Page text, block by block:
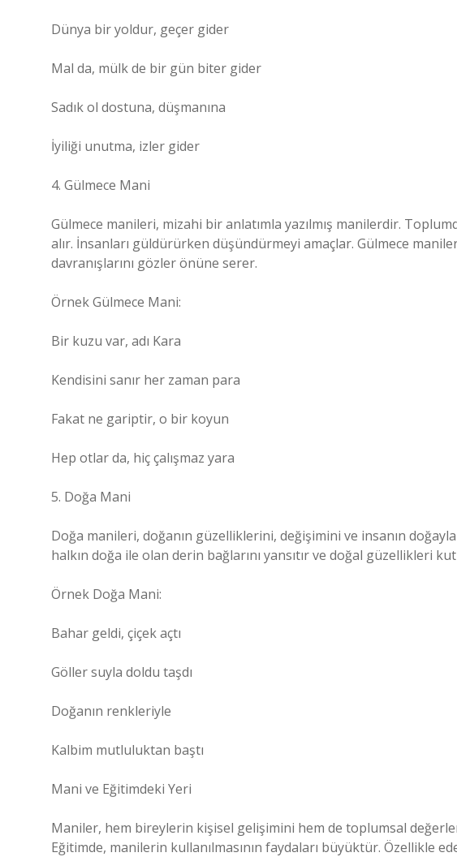
Dünya bir yoldur, geçer gider
Mal da, mülk de bir gün biter gider
Sadık ol dostuna, düşmanına
İyiliği unutma, izler gider
4. Gülmece Mani
Gülmece manileri, mizahi bir anlatımla yazılmış manilerdir.
alır. İnsanları güldürürken düşündürmeyi amaçlar. Gülmece
davranışlarını gözler önüne serer.
Örnek Gülmece Mani:
Bir kuzu var, adı Kara
Kendisini sanır her zaman para
Fakat ne gariptir, o bir koyun
Hep otlar da, hiç çalışmaz yara
5. Doğa Mani
Doğa manileri, doğanın güzelliklerini, değişimini ve insanın
halkın doğa ile olan derin bağlarını yansıtır ve doğal güzellikleri
Örnek Doğa Mani:
Bahar geldi, çiçek açtı
Göller suyla doldu taşdı
Doğanın renkleriyle
Kalbim mutluluktan baştı
Mani ve Eğitimdeki Yeri
Maniler, hem bireylerin kişisel gelişimini hem de toplumsal
Eğitimde, manilerin kullanılmasının faydaları büyüktür. Özellikle